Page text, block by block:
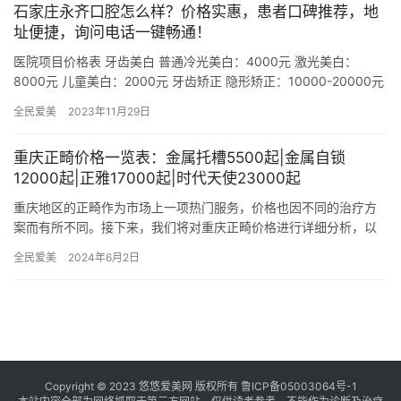
石家庄永齐口腔怎么样？价格实惠，患者口碑推荐，地
址便捷，询问电话一键畅通！
医院项目价格表 牙齿美白 普通冷光美白：4000元 激光美白：
8000元 儿童美白：2000元 牙齿矫正 隐形矫正：10000-20000元
全民爱美 2023年11月29日
重庆正畸价格一览表：金属托槽5500起|金属自锁
12000起|正雅17000起|时代天使23000起
重庆地区的正畸作为市场上一项热门服务，价格也因不同的治疗方
案而有所不同。接下来，我们将对重庆正畸价格进行详细分析，以
畸价…
全民爱美 2024年6月2日
Copyright © 2023 悠悠爱美网 版权所有 鲁ICP备05003064号-1